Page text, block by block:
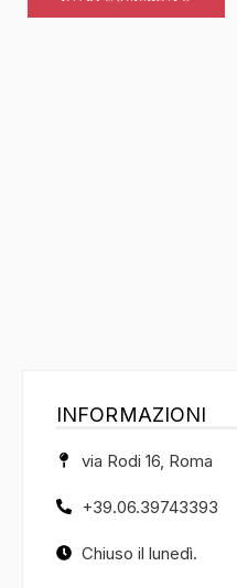
INFORMAZIONI
via Rodi 16, Roma
+39.06.39743393
Chiuso il lunedì.